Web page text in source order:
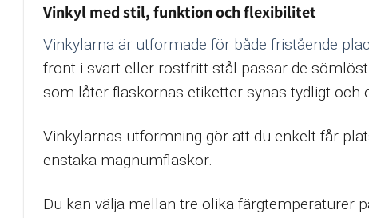
Vinkyl med stil, funktion och flexibilitet
Vinkylarna är utformade för både fristående
front i svart eller rostfritt stål passar de
som låter flaskornas etiketter synas tydligt och
Vinkylarnas utformning gör att du enkelt får
enstaka magnumflaskor.
Du kan välja mellan tre olika färgtemperaturer